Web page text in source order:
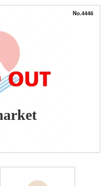
No.4446